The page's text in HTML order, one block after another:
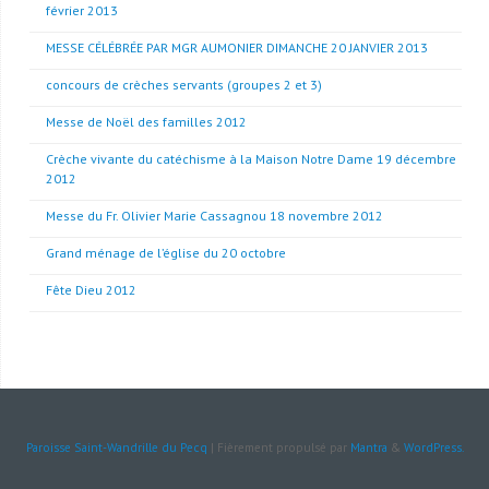
février 2013
MESSE CÉLÉBRÉE PAR MGR AUMONIER DIMANCHE 20 JANVIER 2013
concours de crèches servants (groupes 2 et 3)
Messe de Noël des familles 2012
Crèche vivante du catéchisme à la Maison Notre Dame 19 décembre
2012
Messe du Fr. Olivier Marie Cassagnou 18 novembre 2012
Grand ménage de l’église du 20 octobre
Fête Dieu 2012
Paroisse Saint-Wandrille du Pecq | Fièrement propulsé par Mantra & WordPress.